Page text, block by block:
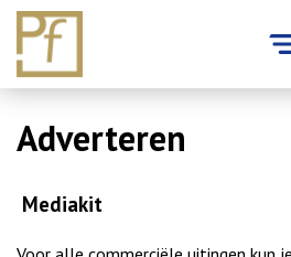
content
Adverteren
Mediakit